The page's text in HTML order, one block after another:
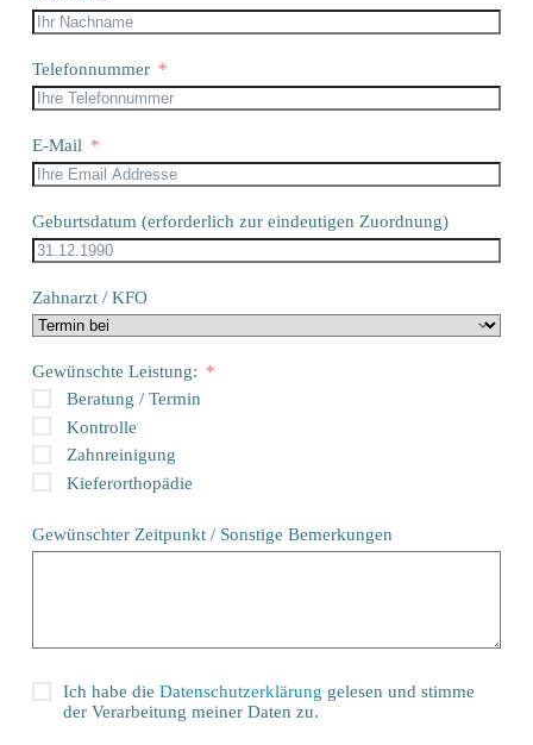
Telefonnummer
E-Mail
Geburtsdatum (erforderlich zur eindeutigen Zuordnung)
Zahnarzt / KFO
Gewünschte Leistung:
Beratung / Termin
Kontrolle
Zahnreinigung
Kieferorthopädie
Gewünschter Zeitpunkt / Sonstige Bemerkungen
Ich habe die Datenschutzerklärung gelesen und stimme
der Verarbeitung meiner Daten zu.